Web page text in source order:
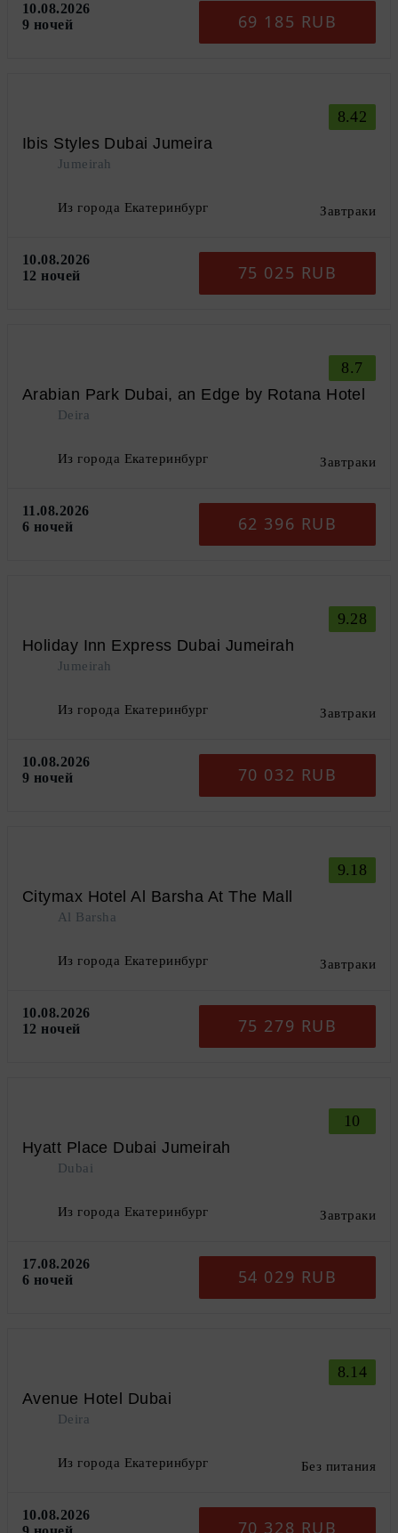
10.08.2026
9 ночей
69 185 RUB
8.42
Ibis Styles Dubai Jumeira
Jumeirah
Из города Екатеринбург Завтраки
10.08.2026
12 ночей
75 025 RUB
8.7
Arabian Park Dubai, an Edge by Rotana Hotel
Deira
Из города Екатеринбург Завтраки
11.08.2026
6 ночей
62 396 RUB
9.28
Holiday Inn Express Dubai Jumeirah
Jumeirah
Из города Екатеринбург Завтраки
10.08.2026
9 ночей
70 032 RUB
9.18
Citymax Hotel Al Barsha At The Mall
Al Barsha
Из города Екатеринбург Завтраки
10.08.2026
12 ночей
75 279 RUB
10
Hyatt Place Dubai Jumeirah
Dubai
Из города Екатеринбург Завтраки
17.08.2026
6 ночей
54 029 RUB
8.14
Avenue Hotel Dubai
Deira
Из города Екатеринбург Без питания
10.08.2026
70 328 RUB